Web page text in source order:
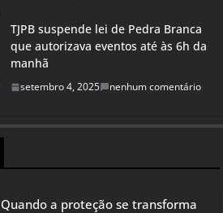
TJPB suspende lei de Pedra Branca
que autorizava eventos até às 6h da
manhã
setembro 4, 2025 nenhum comentário
Quando a proteção se transforma